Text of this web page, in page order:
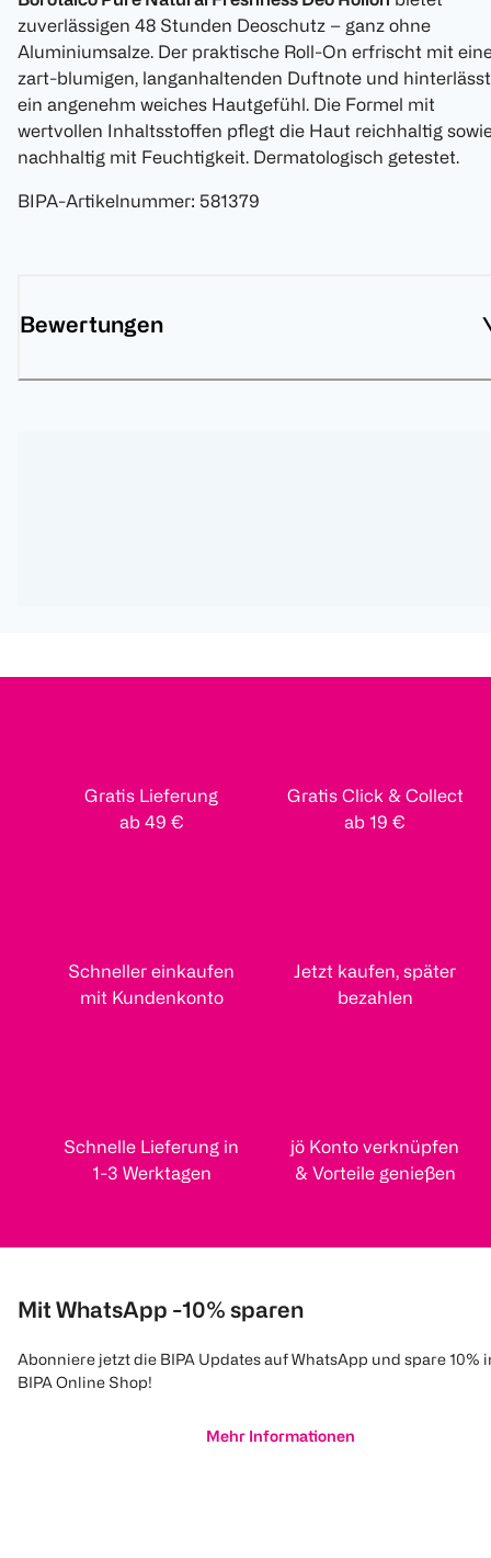
zuverlässigen 48 Stunden Deoschutz – ganz ohne
Aluminiumsalze. Der praktische Roll-On erfrischt mit
zart-blumigen, langanhaltenden Duftnote und hinterlässt
ein angenehm weiches Hautgefühl. Die Formel mit
wertvollen Inhaltsstoffen pflegt die Haut reichhaltig
nachhaltig mit Feuchtigkeit. Dermatologisch getestet.
BIPA-Artikelnummer: 581379
Bewertungen
Gratis Lieferung
ab 49 €
Gratis Click & Collect
ab 19 €
Schneller einkaufen
mit Kundenkonto
Jetzt kaufen, später
bezahlen
Schnelle Lieferung in
1-3 Werktagen
jö Konto verknüpfen
& Vorteile genießen
Mit WhatsApp -10% sparen
Abonniere jetzt die BIPA Updates auf WhatsApp und spare 10%
BIPA Online Shop!
Mehr Informationen